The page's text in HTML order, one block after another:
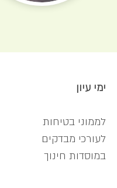
ימי עיון
לממוני בטיחות
לעורכי מבדקים
במוסדות חינוך